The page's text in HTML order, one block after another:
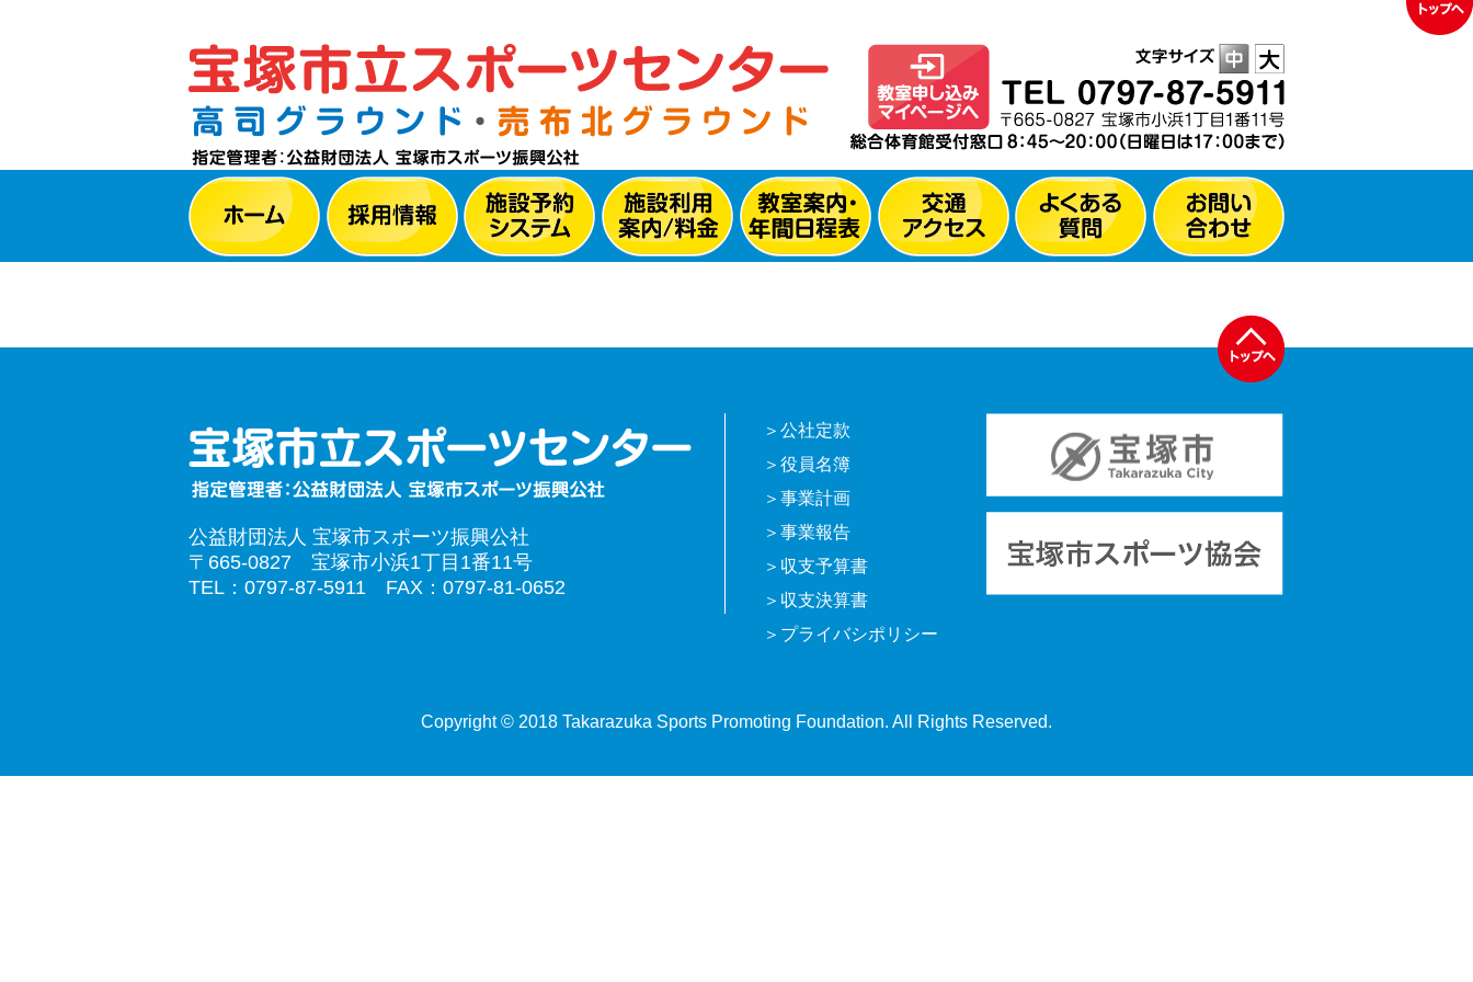
公益財団法人 宝塚市スポーツ振興公社
〒665-0827 宝塚市小浜1丁目1番11号
TEL：0797-87-5911 FAX：0797-81-0652
公社定款
役員名簿
事業計画
事業報告
収支予算書
収支決算書
プライバシポリシー
Copyright © 2018 Takarazuka Sports Promoting Foundation. All Rights Reserved.